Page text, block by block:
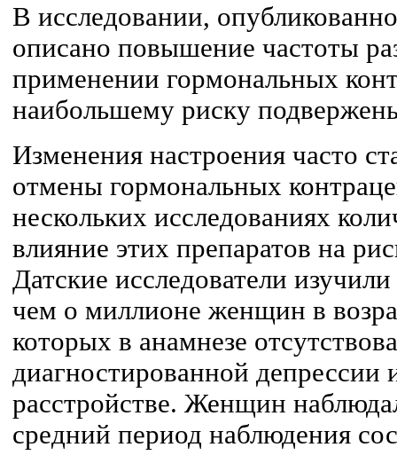
В исследовании,
описано повышение частоты
применении гормональных
наибольшему риску
Изменения настроения часто
отмены гормональных
нескольких исследованиях
влияние этих препаратов на
Датские исследователи
чем о миллионе женщин в
которых в анамнезе
диагностированной депрессии
расстройстве. Женщин
средний период наблюдения